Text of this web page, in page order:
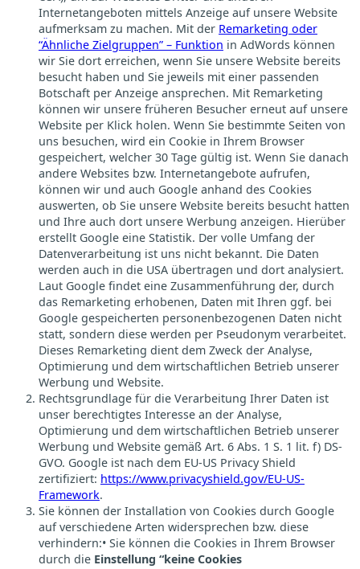
Internetangeboten mittels Anzeige auf unsere Website
aufmerksam zu machen. Mit der Remarketing oder
“Ähnliche Zielgruppen” – Funktion in AdWords können
wir Sie dort erreichen, wenn Sie unsere Website bereits
besucht haben und Sie jeweils mit einer passenden
Botschaft per Anzeige ansprechen. Mit Remarketing
können wir unsere früheren Besucher erneut auf unsere
Website per Klick holen. Wenn Sie bestimmte Seiten von
uns besuchen, wird ein Cookie in Ihrem Browser
gespeichert, welcher 30 Tage gültig ist. Wenn Sie danach
andere Websites bzw. Internetangebote aufrufen,
können wir und auch Google anhand des Cookies
auswerten, ob Sie unsere Website bereits besucht hatten
und Ihre auch dort unsere Werbung anzeigen. Hierüber
erstellt Google eine Statistik. Der volle Umfang der
Datenverarbeitung ist uns nicht bekannt. Die Daten
werden auch in die USA übertragen und dort analysiert.
Laut Google findet eine Zusammenführung der, durch
das Remarketing erhobenen, Daten mit Ihren ggf. bei
Google gespeicherten personenbezogenen Daten nicht
statt, sondern diese werden per Pseudonym verarbeitet.
Dieses Remarketing dient dem Zweck der Analyse,
Optimierung und dem wirtschaftlichen Betrieb unserer
Werbung und Website.
Rechtsgrundlage für die Verarbeitung Ihrer Daten ist
unser berechtigtes Interesse an der Analyse,
Optimierung und dem wirtschaftlichen Betrieb unserer
Werbung und Website gemäß Art. 6 Abs. 1 S. 1 lit. f) DS-
GVO. Google ist nach dem EU-US Privacy Shield
zertifiziert: https://www.privacyshield.gov/EU-US-
Framework.
Sie können der Installation von Cookies durch Google
auf verschiedene Arten widersprechen bzw. diese
verhindern:• Sie können die Cookies in Ihrem Browser
durch die Einstellung “keine Cookies